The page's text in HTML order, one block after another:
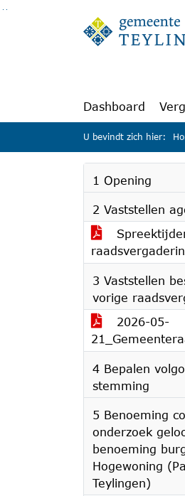
Ga naar de inhoud van deze
Ga naar het zoeken
Ga naar het menu
Dashboard
U bevindt zich hier:
1 Opening
2 Vaststellen
3 Vaststellen
vorige
2026-05-
4 Bepalen
stemming
5 Benoeming
onderzoek
benoeming
Hogewoning
Teylingen)